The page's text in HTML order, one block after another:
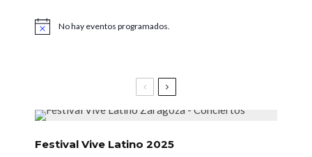
Aviso No hay eventos programados.
Festival Vive Latino 2025